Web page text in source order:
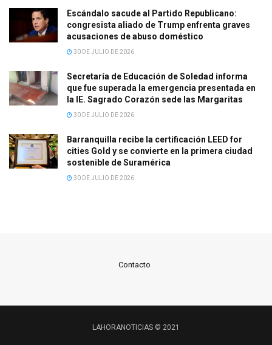
Escándalo sacude al Partido Republicano:
congresista aliado de Trump enfrenta graves
acusaciones de abuso doméstico
30 DE JULIO DE 2026
Secretaría de Educación de Soledad informa
que fue superada la emergencia presentada en
la IE. Sagrado Corazón sede las Margaritas
30 DE JULIO DE 2026
Barranquilla recibe la certificación LEED for
cities Gold y se convierte en la primera ciudad
sostenible de Suramérica
30 DE JULIO DE 2026
Contacto
LAHORANOTICIAS © 2021